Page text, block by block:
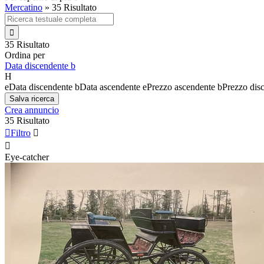
Mercatino » 35 Risultato

35 Risultato
Ordina per
Data discendente b
H
eData discendente bData ascendente ePrezzo ascendente bPrezzo
Salva ricerca
Crea annuncio
35 Risultato
Filtro 

Eye-catcher